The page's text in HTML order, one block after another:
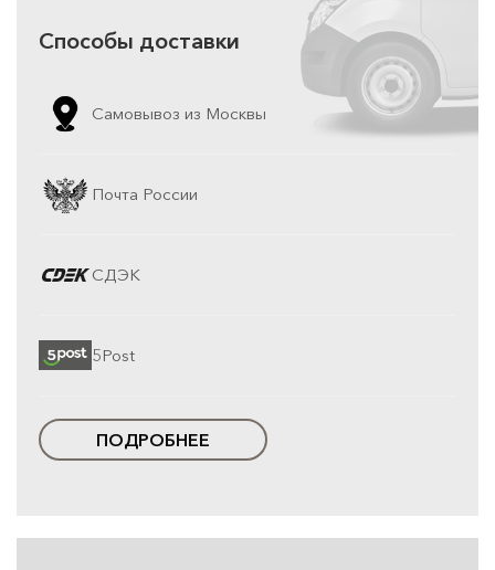
Способы доставки
Самовывоз из Москвы
Почта России
СДЭК
5Post
ПОДРОБНЕЕ